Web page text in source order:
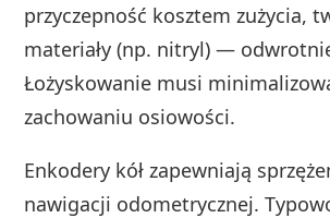
przyczepność kosztem zużycia,
materiały (np. nitryl) —
Łożyskowanie musi
zachowaniu osiowości.
Enkodery kół zapewniają
nawigacji odometrycznej.